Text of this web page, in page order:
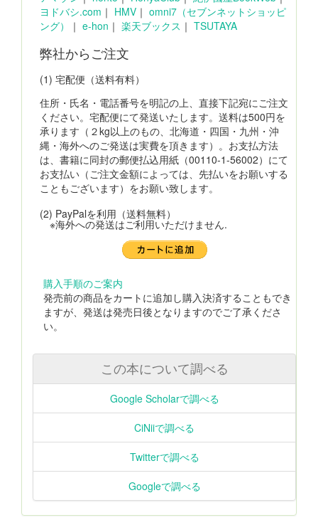
ヨドバシ.com ｜ HMV ｜ omni7（セブンネットショッピ
ング）
｜ e-hon ｜ 楽天ブックス ｜ TSUTAYA
弊社からご注文
(1) 宅配便（送料有料）
住所・氏名・電話番号を明記の上、直接下記宛にご注文
ください。宅配便にて発送いたします。送料は500円を
承ります（２kg以上のもの、北海道・四国・九州・沖
縄・海外へのご発送は実費を頂きます）。お支払方法
は、書籍に同封の郵便払込用紙（00110-1-56002）にて
お支払い（ご注文金額によっては、先払いをお願いする
こともございます）をお願い致します。
(2) PayPalを利用（送料無料）
※海外への発送はご利用いただけません.
購入手順のご案内
発売前の商品をカートに追加し購入決済することもでき
ますが、発送は発売日後となりますのでご了承くださ
い。
この本について調べる
Google Scholarで調べる
CiNiiで調べる
Twitterで調べる
Googleで調べる